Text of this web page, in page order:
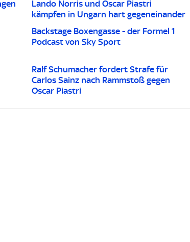
Lando Norris und Oscar Piastri
kämpfen in Ungarn hart gegeneinander
Backstage Boxengasse - der Formel 1
Podcast von Sky Sport
Ralf Schumacher fordert Strafe für
Carlos Sainz nach Rammstoß gegen
Oscar Piastri